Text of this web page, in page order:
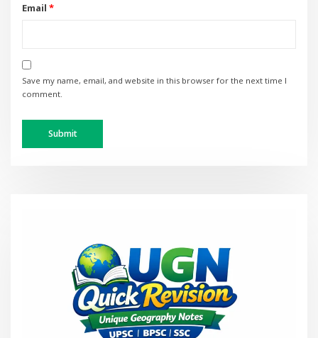
Email *
Save my name, email, and website in this browser for the next time I
comment.